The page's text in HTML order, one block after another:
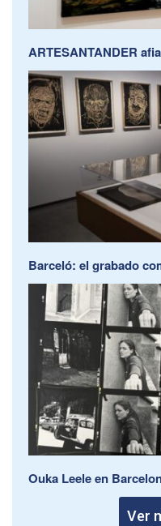
ARTESANTANDER
Barceló: el grabado
Ouka Leele en
Ver